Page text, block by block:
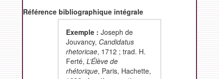
Référence bibliographique intégrale
Exemple : Joseph de
Jouvancy, Candidatus
rhetoricae, 1712 ; trad. H.
Ferté, L’Élève de
rhétorique, Paris, Hachette,